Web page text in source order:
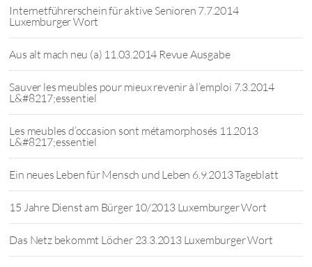
Internetführerschein für aktive Senioren 7.7.2014
Luxemburger Wort
Aus alt mach neu (a) 11.03.2014 Revue Ausgabe
Sauver les meubles pour mieux revenir à l’emploi 7.3.2014
L&#8217;essentiel
Les meubles d’occasion sont métamorphosés 11.2013
L&#8217;essentiel
Ein neues Leben für Mensch und Leben 6.9.2013 Tageblatt
15 Jahre Dienst am Bürger 10/2013 Luxemburger Wort
Das Netz bekommt Löcher 23.3.2013 Luxemburger Wort